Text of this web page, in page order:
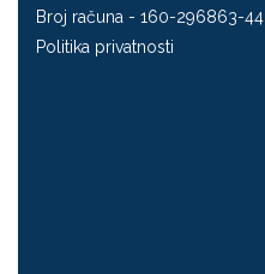
Broj računa - 160-296863-44
Politika privatnosti